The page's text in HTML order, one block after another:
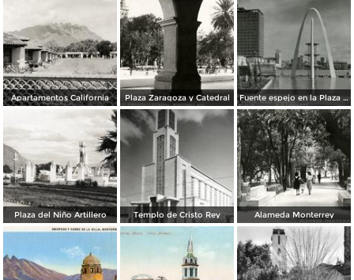
Apartamentos California Plaza Zaragoza y Catedral Fuente espejo en la Plaza Zaragoza
Plaza del Niño Artillero Templo de Cristo Rey Alameda Monterrey